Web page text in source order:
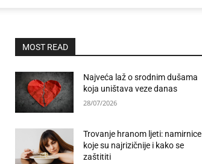
MOST READ
Najveća laž o srodnim dušama
koja uništava veze danas
28/07/2026
Trovanje hranom ljeti: namirnice
koje su najrizičnije i kako se
zaštititi